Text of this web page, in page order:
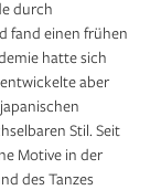
durch
fand einen frühen
hatte sich
aber
Stil. Seit
Motive in der
des Tanzes